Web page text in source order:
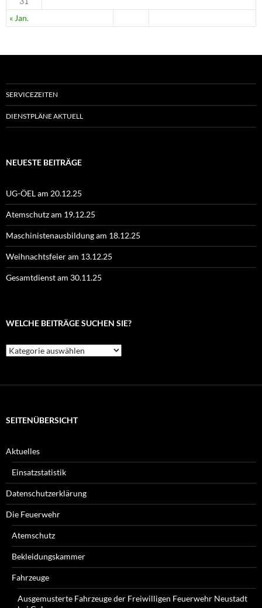
« Jan.
SERVICEZEITEN
DIENSTPLÄNE AKTUELL
NEUESTE BEITRÄGE
UG-ÖEL am 20.12.25
Atemschutz am 19.12.25
Maschinistenausbildung am 18.12.25
Weihnachtsfeier am 13.12.25
Gesamtdienst am 30.11.25
WELCHE BEITRÄGE SUCHEN SIE?
Welche
Beiträge
SEITENÜBERSICHT
Aktuelles
Einsatzstatistik
Datenschutzerklärung
Die Feuerwehr
Atemschutz
Bekleidungskammer
Fahrzeuge
Ausgemusterte Fahrzeuge der Freiwilligen Feuerwehr Neustadt